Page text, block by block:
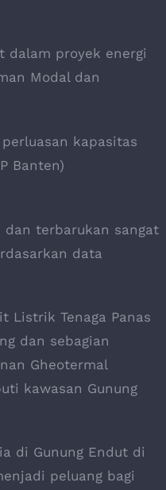
dalam proyek energi
Modal dan
kapasitas
Banten)
dan terbarukan sangat
data
Listrik Tenaga Panas
dan sebagian
Gheotermal
kawasan Gunung
di Gunung Endut di
peluang bagi